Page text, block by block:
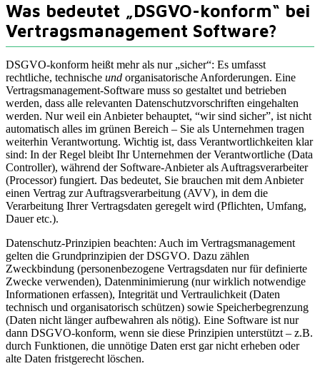
Was bedeutet „DSGVO-konform“ bei
Vertragsmanagement Software?
DSGVO-konform heißt mehr als nur „sicher“: Es umfasst
rechtliche, technische und organisatorische Anforderungen. Eine
Vertragsmanagement-Software muss so gestaltet und betrieben
werden, dass alle relevanten Datenschutzvorschriften eingehalten
werden. Nur weil ein Anbieter behauptet, “wir sind sicher”, ist nicht
automatisch alles im grünen Bereich – Sie als Unternehmen tragen
weiterhin Verantwortung. Wichtig ist, dass Verantwortlichkeiten klar
sind: In der Regel bleibt Ihr Unternehmen der Verantwortliche (Data
Controller), während der Software-Anbieter als Auftragsverarbeiter
(Processor) fungiert. Das bedeutet, Sie brauchen mit dem Anbieter
einen Vertrag zur Auftragsverarbeitung (AVV), in dem die
Verarbeitung Ihrer Vertragsdaten geregelt wird (Pflichten, Umfang,
Dauer etc.).
Datenschutz-Prinzipien beachten: Auch im Vertragsmanagement
gelten die Grundprinzipien der DSGVO. Dazu zählen
Zweckbindung (personenbezogene Vertragsdaten nur für definierte
Zwecke verwenden), Datenminimierung (nur wirklich notwendige
Informationen erfassen), Integrität und Vertraulichkeit (Daten
technisch und organisatorisch schützen) sowie Speicherbegrenzung
(Daten nicht länger aufbewahren als nötig). Eine Software ist nur
dann DSGVO-konform, wenn sie diese Prinzipien unterstützt – z.B.
durch Funktionen, die unnötige Daten erst gar nicht erheben oder
alte Daten fristgerecht löschen.